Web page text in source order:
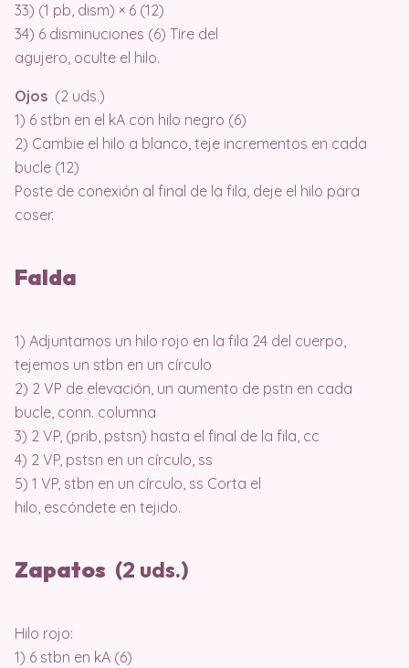
33) (1 pb, dism) × 6 (12)
34) 6 disminuciones (6) Tire del
agujero, oculte el hilo.
Ojos (2 uds.)
1) 6 stbn en el kA con hilo negro (6)
2) Cambie el hilo a blanco, teje incrementos en cada
bucle (12)
Poste de conexión al final de la fila, deje el hilo para
coser.
Falda
1) Adjuntamos un hilo rojo en la fila 24 del cuerpo,
tejemos un stbn en un círculo
2) 2 VP de elevación, un aumento de pstn en cada
bucle, conn. columna
3) 2 VP, (prib, pstsn) hasta el final de la fila, cc
4) 2 VP, pstsn en un círculo, ss
5) 1 VP, stbn en un círculo, ss Corta el
hilo, escóndete en tejido.
Zapatos (2 uds.)
Hilo rojo:
1) 6 stbn en kA (6)